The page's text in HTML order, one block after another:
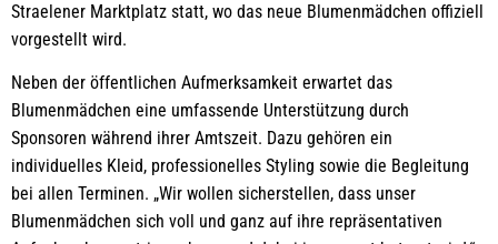
Straelener Marktplatz statt, wo das neue Blumenmädchen offiziell
vorgestellt wird.
Neben der öffentlichen Aufmerksamkeit erwartet das
Blumenmädchen eine umfassende Unterstützung durch
Sponsoren während ihrer Amtszeit. Dazu gehören ein
individuelles Kleid, professionelles Styling sowie die Begleitung
bei allen Terminen. „Wir wollen sicherstellen, dass unser
Blumenmädchen sich voll und ganz auf ihre repräsentativen